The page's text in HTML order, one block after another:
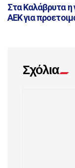
Στα Καλάβρυτα η
ΑΕΚ για
Σχόλια